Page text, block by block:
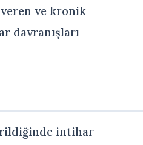
veren ve kronik
davranışları
intihar